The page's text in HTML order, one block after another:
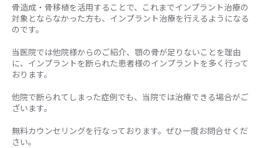
骨造成・骨移植を活用することで、これまでインプラント治療の
対象とならなかった方も、インプラント治療を行えるようになる
のです。
当医院では他院様からのご紹介、顎の骨が足りないことを理由
に、インプラントを断られた患者様のインプラントを多く行って
おります。
他院で断られてしまった症例でも、当院では治療できる場合がご
ざいます。
無料カウンセリングを行なっております。ぜひ一度お問合せくだ
さい。